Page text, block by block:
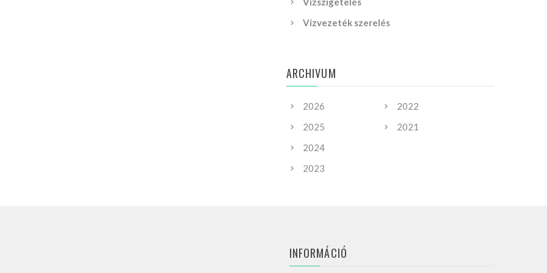
Vízvezeték szerelés
ARCHIVUM
2026
2025
2024
2023
2022
2021
INFORMÁCIÓ